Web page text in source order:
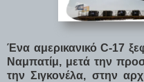
Ένα αμερικανικό C-17
Ναμπατίμ, μετά την
την Σιγκονέλα, στην